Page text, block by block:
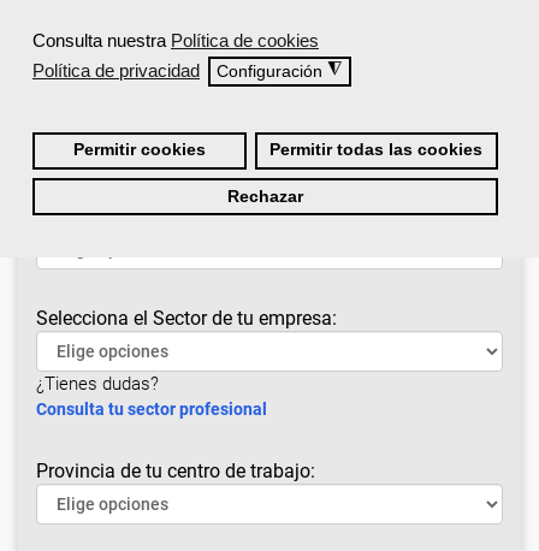
Consulta nuestra Política de cookies
Política de privacidad
Configuración ◮
Permitir cookies Permitir todas las cookies
Rechazar
Cursos recomendados para el sector comercio
¿Cuál es tu situación laboral?
Selecciona el Sector de tu empresa:
¿Tienes dudas?
Consulta tu sector profesional
Provincia de tu centro de trabajo: